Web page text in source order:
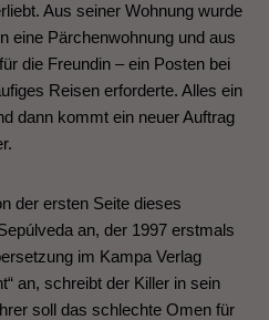
Aus seiner Wohnung wurde
eine Pärchenwohnung und aus
die Freundin – ein Posten bei
Reisen erforderte. Alles ein
dann kommt ein neuer Auftrag
der ersten Seite dieses
an, der 1997 erstmals
im Kampa Verlag
an, schreibt der Killer in sein
soll das schlechte Omen für